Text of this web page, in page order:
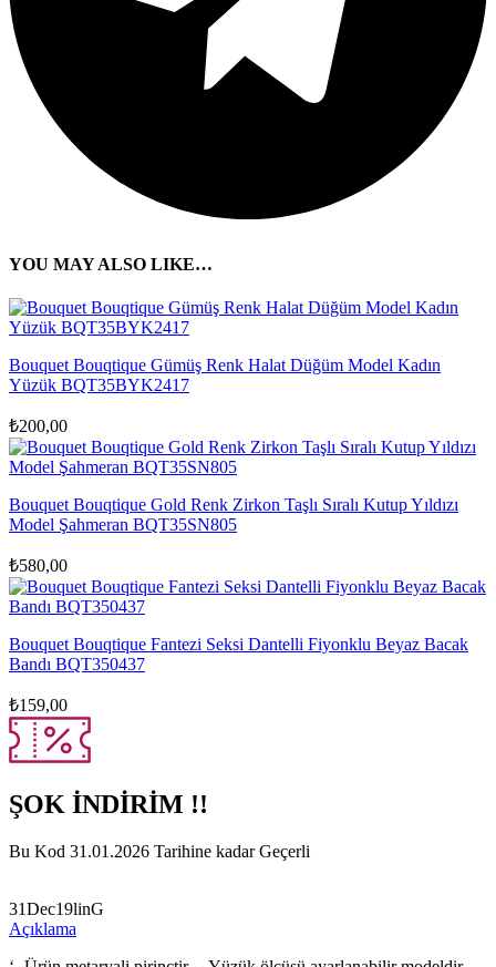
YOU MAY ALSO LIKE…
Bouquet Bouqtique Gümüş Renk Halat Düğüm Model Kadın
Yüzük BQT35BYK2417
₺200,00
Bouquet Bouqtique Gold Renk Zirkon Taşlı Sıralı Kutup Yıldızı
Model Şahmeran BQT35SN805
₺580,00
Bouquet Bouqtique Fantezi Seksi Dantelli Fiyonklu Beyaz Bacak
Bandı BQT350437
₺159,00
ŞOK İNDİRİM !!
Bu Kod 31.01.2026 Tarihine kadar Geçerli
31Dec19linG
Açıklama